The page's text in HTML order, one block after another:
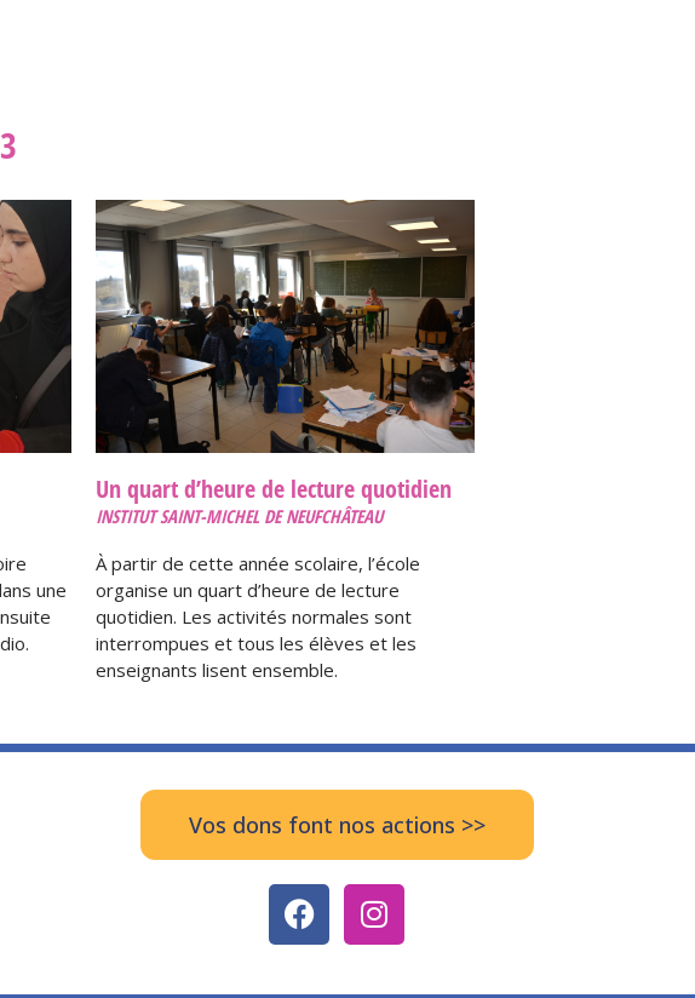
une
Un quart d’heure de lecture quotidien
INSTITUT SAINT-MICHEL DE NEUFCHÂTEAU
À partir de cette année scolaire, l’école
organise un quart d’heure de lecture
quotidien. Les activités normales sont
interrompues et tous les élèves et les
enseignants lisent ensemble.
Vos dons font nos actions >>